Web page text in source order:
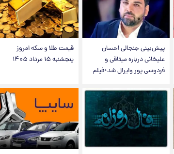
پیش‌بینی جنجالی احسان
علیخانی درباره میثاقی و
فردوسی پور وایرال شد+فیلم
قیمت طلا و سکه امروز
پنجشنبه ۱۵ مرداد ۱۴۰۵